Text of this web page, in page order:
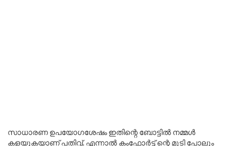
സാധാരണ ഉപയോഗശേഷം ഇതിന്റെ ബോട്ടിൽ നമ്മൾ
കളയുകയാണ് പതിവ്. എന്നാൽ കംഫോർട്ട് ന്റെ മൂടി പോലും